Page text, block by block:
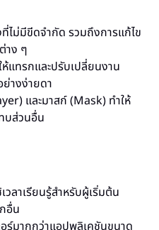
ไม่มีขีดจำกัด รวมถึงการแก้ไข
าง ๆ
แทรกและปรับเปลี่ยนงาน
างง่ายดา
และมาสก์ (Mask) ทำให้
บส่วนอื่น
ลาเรียนรู้สำหรับผู้เริ่มต้น
อื่น